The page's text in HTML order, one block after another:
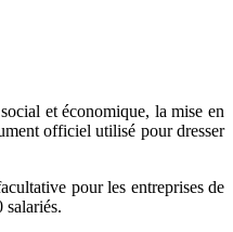
et économique, la mise en
officiel utilisé pour dresser
pour les entreprises de
salariés.